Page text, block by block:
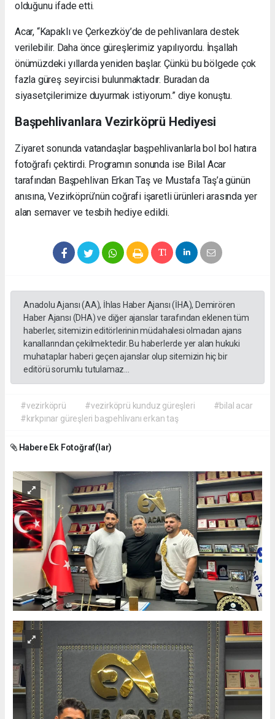
olduğunu ifade etti.
Acar, “Kapaklı ve Çerkezköy’de de pehlivanlara destek
verilebilir. Daha önce güreşlerimiz yapılıyordu. İnşallah
önümüzdeki yıllarda yeniden başlar. Çünkü bu bölgede çok
fazla güreş seyircisi bulunmaktadır. Buradan da
siyasetçilerimize duyurmak istiyorum.” diye konuştu.
Başpehlivanlara Vezirköprü Hediyesi
Ziyaret sonunda vatandaşlar başpehlivanlarla bol bol hatıra
fotoğrafı çektirdi. Programın sonunda ise Bilal Acar
tarafından Başpehlivan Erkan Taş ve Mustafa Taş’a günün
anısına, Vezirköprü’nün coğrafi işaretli ürünleri arasında yer
alan semaver ve tesbih hediye edildi.
Anadolu Ajansı (AA), İhlas Haber Ajansı (İHA), Demirören
Haber Ajansı (DHA) ve diğer ajanslar tarafından eklenen tüm
haberler, sitemizin editörlerinin müdahalesi olmadan ajans
kanallarından çekilmektedir. Bu haberlerde yer alan hukuki
muhataplar haberi geçen ajanslar olup sitemizin hiç bir
editörü sorumlu tutulamaz...
#vezirköprü #vezirköprü kunduz güreşleri
#bilal acar
#kırkpınar güreşleri başpehlivanı erkan taş
Habere Ek Fotoğraf(lar)